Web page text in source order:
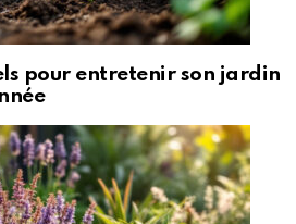
pour entretenir son jardin